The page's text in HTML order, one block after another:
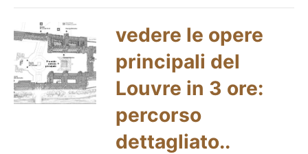
vedere le opere
principali del
Louvre in 3 ore:
percorso
dettagliato..